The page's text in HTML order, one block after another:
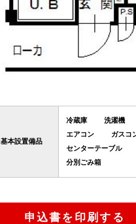
基本設置備品
冷蔵庫 洗濯機
エアコン
ガスコ
センターテーブル
分別ごみ箱
申込書を印刷する